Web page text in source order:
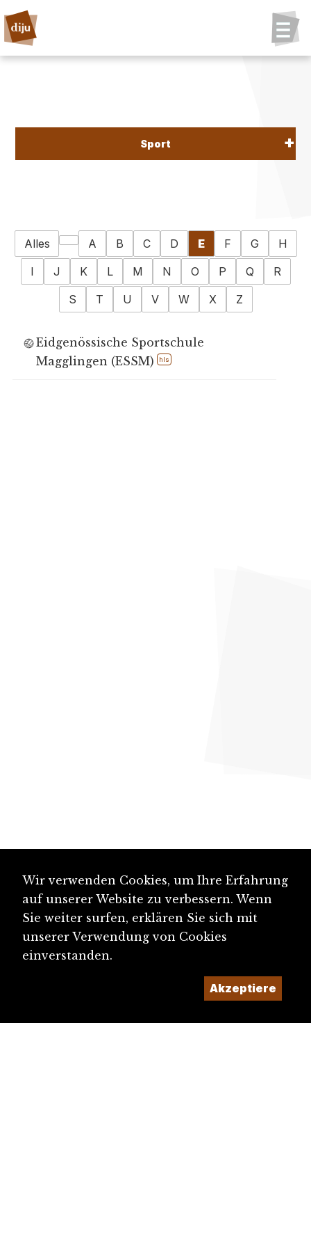
Sport
Alles A B C D E F G
H
I
J K L M N O P Q
R
S
T U V W X Z
Eidgenössische Sportschule
Magglingen (ESSM)
hls
Wir verwenden Cookies, um Ihre Erfahrung
auf unserer Website zu verbessern. Wenn
Sie weiter surfen, erklären Sie sich mit
unserer Verwendung von Cookies
einverstanden.
Akzeptiere